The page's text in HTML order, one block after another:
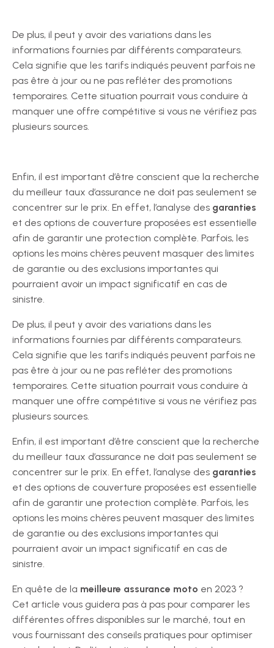
De plus, il peut y avoir des variations dans les
informations fournies par différents comparateurs.
Cela signifie que les tarifs indiqués peuvent parfois ne
pas être à jour ou ne pas refléter des promotions
temporaires. Cette situation pourrait vous conduire à
manquer une offre compétitive si vous ne vérifiez pas
plusieurs sources.
Enfin, il est important d’être conscient que la recherche
du meilleur taux d’assurance ne doit pas seulement se
concentrer sur le prix. En effet, l’analyse des garanties
et des options de couverture proposées est essentielle
afin de garantir une protection complète. Parfois, les
options les moins chères peuvent masquer des limites
de garantie ou des exclusions importantes qui
pourraient avoir un impact significatif en cas de
sinistre.
De plus, il peut y avoir des variations dans les
informations fournies par différents comparateurs.
Cela signifie que les tarifs indiqués peuvent parfois ne
pas être à jour ou ne pas refléter des promotions
temporaires. Cette situation pourrait vous conduire à
manquer une offre compétitive si vous ne vérifiez pas
plusieurs sources.
Enfin, il est important d’être conscient que la recherche
du meilleur taux d’assurance ne doit pas seulement se
concentrer sur le prix. En effet, l’analyse des garanties
et des options de couverture proposées est essentielle
afin de garantir une protection complète. Parfois, les
options les moins chères peuvent masquer des limites
de garantie ou des exclusions importantes qui
pourraient avoir un impact significatif en cas de
sinistre.
En quête de la meilleure assurance moto en 2023 ?
Cet article vous guidera pas à pas pour comparer les
différentes offres disponibles sur le marché, tout en
vous fournissant des conseils pratiques pour optimiser